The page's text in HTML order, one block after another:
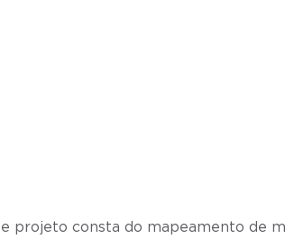
projeto consta do mapeamento de